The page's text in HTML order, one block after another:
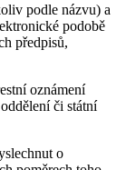
podle názvu) a
podobě
předpisů,
oznámení
či státní
o